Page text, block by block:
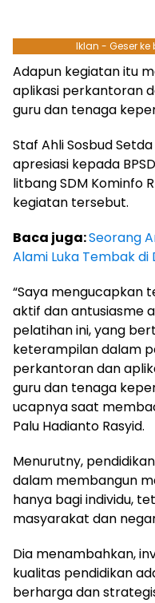
Iklan - Geser
Adapun kegiatan itu
aplikasi perkantoran
guru dan tenaga
Staf Ahli Sosbud
apresiasi kepada
litbang SDM Kominfo
kegiatan tersebut.
Baca juga:Seorang
Alami Luka Tembak di
“Saya mengucapkan
aktif dan antusiasme
pelatihan ini, yang
keterampilan dalam
perkantoran dan
guru dan tenaga
ucapnya saat
Palu Hadianto Rasyid.
Menurutny,
dalam membangun
hanya bagi individu,
masyarakat dan
Dia menambahkan,
kualitas pendidikan
berharga dan